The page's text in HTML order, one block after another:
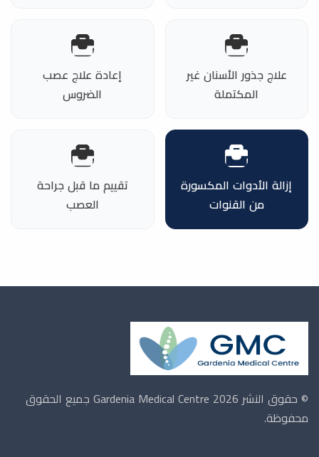
علاج جذور الأسنان غير
المكتملة
إعادة علاج عصب
الضروس
إزالة الأدوات المكسورة
من القنوات
تقييم ما قبل جراحة
العصب
© حقوق النشر 2026 Gardenia Medical Centre
جميع الحقوق
محفوظة.